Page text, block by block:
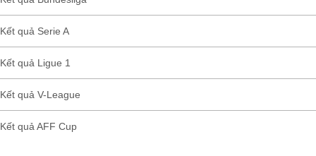
Kết quả Serie A
Kết quả Ligue 1
Kết quả V-League
Kết quả AFF Cup